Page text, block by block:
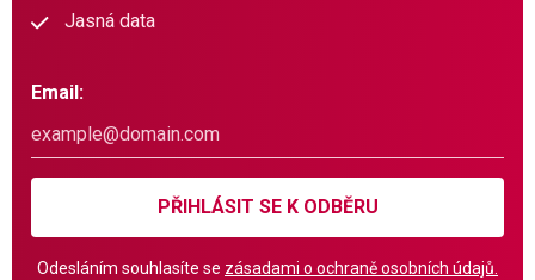
Jasná data
Email:
PŘIHLÁSIT SE K ODBĚRU
Odesláním souhlasíte se zásadami o ochraně osobních údajů.